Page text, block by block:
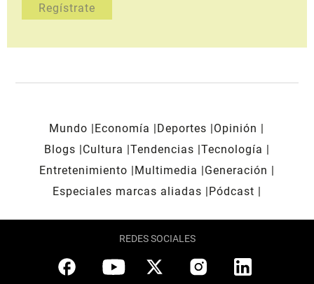
Mundo Economía Deportes
Opinión
Blogs
Cultura Tendencias Tecnología
Entretenimiento
Multimedia
Generación
Especiales marcas aliadas
Pódcast
REDES SOCIALES